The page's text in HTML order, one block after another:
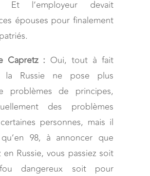
Et l’employeur devait
épouses pour finalement
Capretz : Oui, tout à fait
la Russie ne pose plus
problèmes de principes,
des problèmes
personnes, mais il
98, à annoncer que
Russie, vous passiez soit
dangereux soit pour